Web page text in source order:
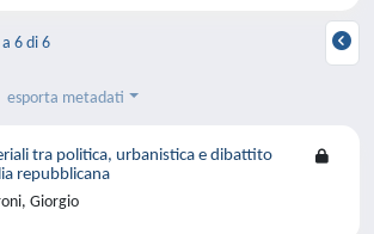
6 di 6
esporta metadati
tra politica, urbanistica e dibattito
repubblicana
Giorgio